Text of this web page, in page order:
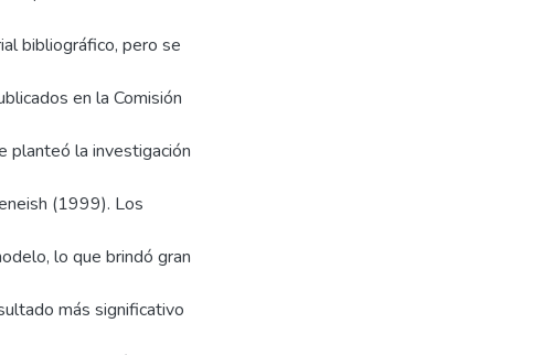
bibliográfico, pero se
en la Comisión
planteó la investigación
(1999). Los
lo que brindó gran
más significativo